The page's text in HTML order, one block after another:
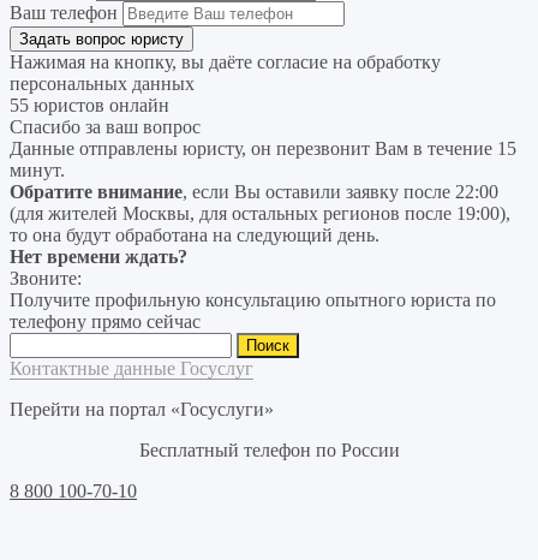
Ваш телефон
Нажимая на кнопку, вы даёте согласие на обработку
персональных данных
55 юристов онлайн
Спасибо за ваш вопрос
Данные отправлены юристу, он перезвонит Вам в течение 15
минут.
Обратите внимание, если Вы оставили заявку после 22:00
(для жителей Москвы, для остальных регионов после 19:00),
то она будут обработана на следующий день.
Нет времени ждать?
Звоните:
Получите профильную консультацию опытного юриста по
телефону прямо сейчас
Контактные данные Госуслуг
Перейти на портал «Госуслуги»
Бесплатный телефон по России
8 800 100-70-10